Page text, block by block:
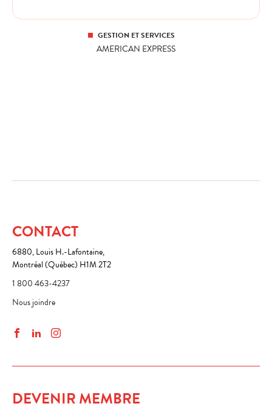
GESTION ET SERVICES
AMERICAN EXPRESS
CONTACT
6880, Louis H.-Lafontaine,
Montréal (Québec) H1M 2T2
1 800 463-4237
Nous joindre
FacebookLinkedInInstagram
DEVENIR MEMBRE